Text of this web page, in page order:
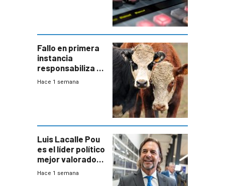
Fallo en primera
instancia
responsabiliza al
Estado por falta
Hace 1 semana
Luis Lacalle Pou
es el líder político
mejor valorado
del país, según
Hace 1 semana